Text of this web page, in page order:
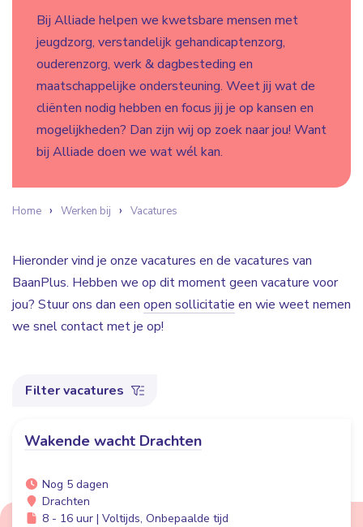
Bij Alliade helpen we kwetsbare mensen met
jeugdzorg, verstandelijk gehandicaptenzorg,
ouderenzorg, werk & dagbesteding en
maatschappelijke ondersteuning. Weet jij wat de
cliënten nodig hebben en focus jij je op kansen en
mogelijkheden? Dan zijn wij op zoek naar jou! Want
bij Alliade doen we wat wél kan.
Home Werken bij Vacatures
Hieronder vind je onze vacatures en de vacatures van
BaanPlus. Hebben we op dit moment geen vacature voor
jou? Stuur ons dan een open sollicitatie en wie weet nemen
we snel contact met je op!
Filter vacatures
Wakende wacht Drachten
Nog 5 dagen
Drachten
8 - 16 uur | Voltijds, Onbepaalde tijd